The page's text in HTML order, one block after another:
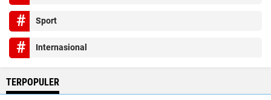
Sport
Internasional
TERPOPULER